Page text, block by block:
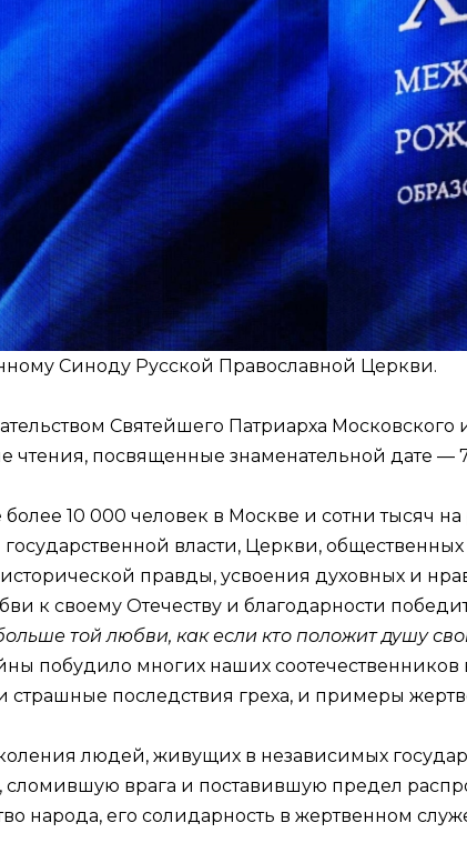
Синоду Русской Православной Церкви.
Святейшего Патриарха Московского
чтения, посвященные знаменательной дате
10 000 человек в Москве и сотни тысяч
власти, Церкви, общественных
правды, усвоения духовных и
к своему Отечеству и благодарности
той любви, как если кто положит душу
побудило многих наших соотечественников
последствия греха, и примеры
людей, живущих в независимых
врага и поставившую предел
народа, его солидарность в жертвенном